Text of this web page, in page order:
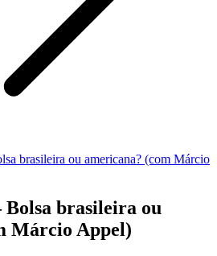
brasileira ou americana? (com Márcio
Bolsa brasileira ou
Márcio Appel)